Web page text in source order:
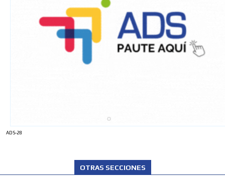
ADS-28
OTRAS SECCIONES